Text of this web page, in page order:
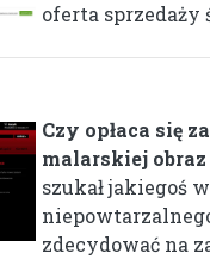
oferta sprzedaży
Czy opłaca się
malarskiej obraz
szukał jakiegoś
zdecydować na